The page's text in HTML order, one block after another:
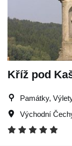
Kříž pod
Památky,
Východní